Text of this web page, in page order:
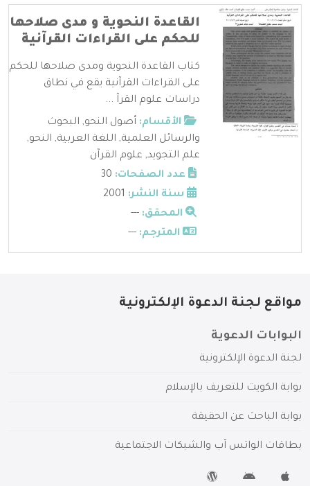
القاعدة النحوية و مدى صلاحها
للحكم على القراءات القرآنية
كتاب القاعدة النحوية ومدى صلاحها للحكم
على القراءات القرآنية يقع في نطاق
دراسات علوم القرآ ...
الأقسام: أصول النحو, البحوث
والرسائل العلمية, اللغة العربية, النحو,
علم التجويد, علوم القرآن
عدد الصفحات:
سنة النشر:
المحقق: ---
المترجم: ---
مواقع لجنة الدعوة الإلكترونية
البوابات الدعوية
لجنة الدعوة الإلكترونية
بوابة الكويت للتعريف بالإسلام
بوابة الباحث عن الحقيقة
بطاقات الواتس آب والشبكات الاجتماعية